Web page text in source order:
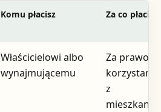
Komu płacisz Za co płacisz
Właścicielowi albo
wynajmującemu
Za prawo
korzystania
z
mieszkania